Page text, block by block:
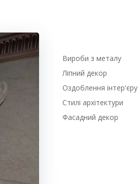
Вироби з металу
Ліпний декор
Оздоблення інтер'єру
Стилі архітектури
Фасадний декор